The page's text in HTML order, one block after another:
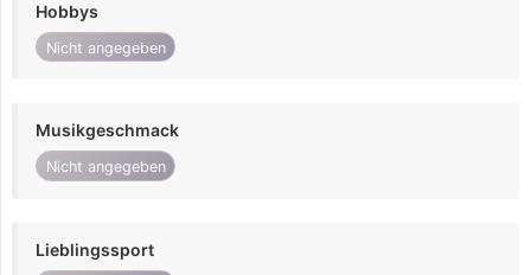
Hobbys
Nicht angegeben
Musikgeschmack
Nicht angegeben
Lieblingssport